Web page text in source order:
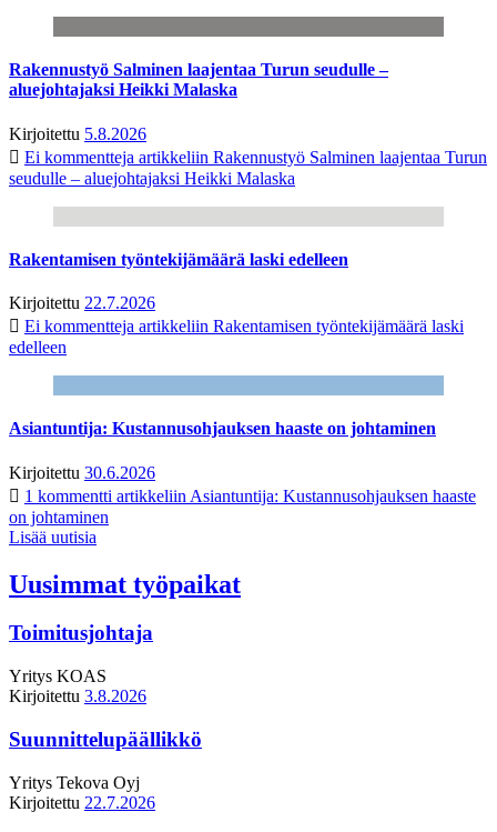
Rakennustyö Salminen laajentaa Turun seudulle –
aluejohtajaksi Heikki Malaska
Kirjoitettu 5.8.2026
Ei kommentteja artikkeliin Rakennustyö Salminen laajentaa Turun
seudulle – aluejohtajaksi Heikki Malaska
Rakentamisen työntekijämäärä laski edelleen
Kirjoitettu 22.7.2026
Ei kommentteja artikkeliin Rakentamisen työntekijämäärä laski
edelleen
Asiantuntija: Kustannusohjauksen haaste on johtaminen
Kirjoitettu 30.6.2026
1 kommentti artikkeliin Asiantuntija: Kustannusohjauksen haaste
on johtaminen
Lisää uutisia
Uusimmat työpaikat
Toimitusjohtaja
Yritys KOAS
Kirjoitettu 3.8.2026
Suunnittelupäällikkö
Yritys Tekova Oyj
Kirjoitettu 22.7.2026